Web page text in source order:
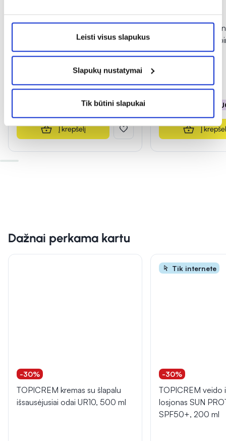
Leisti visus slapukus
Slapukų nustatymai
Tik būtini slapukai
ypač sausai ir atopinei odai,
kelioninis, 75 ml
Įvertinimas 5.0 iš 5
2,39 € 3,99 €
% PAPILDOMA NUOLAIDA
Į krepšelį
PHARMA LINE
ypač sausai ir
ml
6,59 € 10,99 €
% PAPILDOMA
Į
Dažnai perkama kartu
-30%
TOPICREM kremas su šlapalu
išsausėjusiai odai UR10, 500 ml
Tik internete
-30%
TOPICREM veido
losjonas SUN
SPF50+, 200 ml